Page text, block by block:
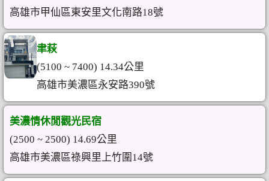
高雄市甲仙區東安里文化南路18號
聿萩
(5100 ~ 7400) 14.34公里
高雄市美濃區永安路390號
美濃情休閒觀光民宿
(2500 ~ 2500) 14.69公里
高雄市美濃區祿興里上竹圍14號